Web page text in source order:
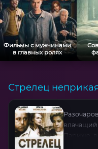
Фильмы с мужчинами
в главных ролях
Стрелец